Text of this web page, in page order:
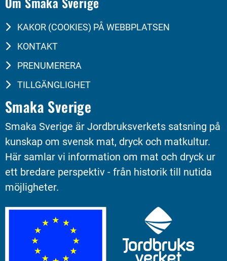
KAKOR (COOKIES) PÅ WEBBPLATSEN
KONTAKT
PRENUMERERA
TILLGÄNGLIGHET
Smaka Sverige
Smaka Sverige är Jordbruksverkets satsning på
kunskap om svensk mat, dryck och matkultur.
Här samlar vi information om mat och dryck ur
ett bredare perspektiv - från historik till nutida
möjligheter.